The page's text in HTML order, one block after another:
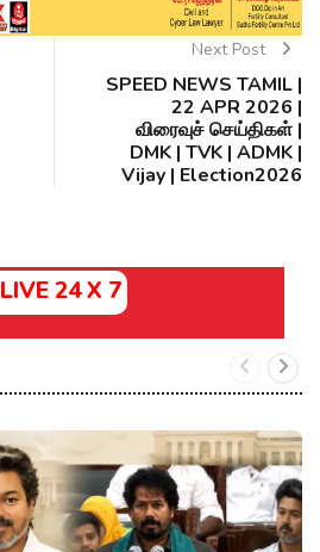
Next Post
SPEED NEWS TAMIL |
22 APR 2026 |
விரைவுச் செய்திகள் |
DMK | TVK | ADMK |
Vijay | Election2026
LIVE 24 X 7